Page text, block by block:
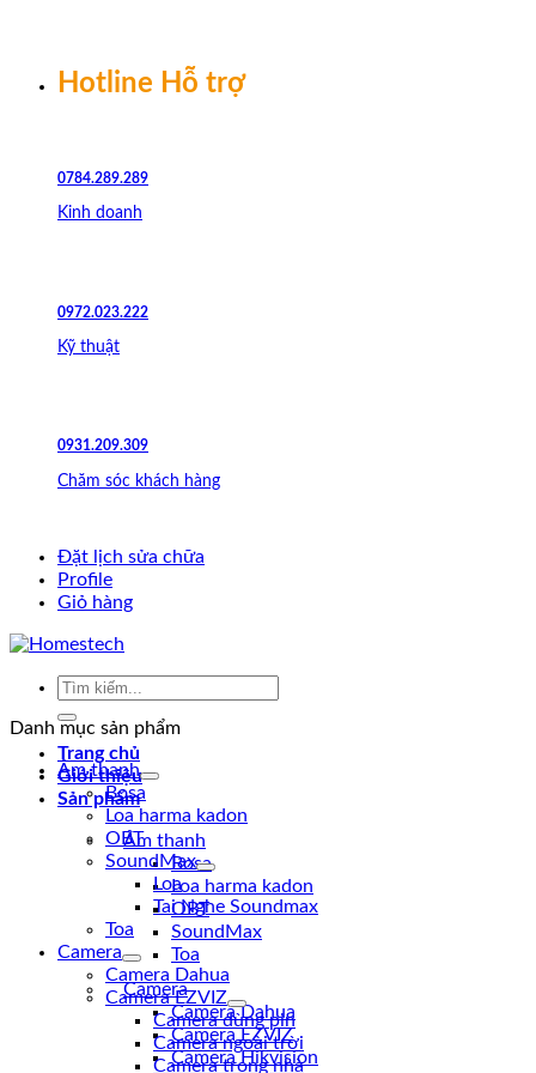
Hotline Hỗ trợ
0784.289.289
Kinh doanh
0972.023.222
Kỹ thuật
0931.209.309
Chăm sóc khách hàng
Đặt lịch sửa chữa
Profile
Giỏ hàng
Tìm
Trang chủ
Giới thiệu
Sản phẩm
Âm thanh
Bosa
Loa harma kadon
OBT
SoundMax
Toa
Camera
Camera Dahua
Camera EZVIZ
Camera Hikvision
Danh mục sản phẩm
Âm thanh
Bosa
Loa harma kadon
OBT
SoundMax
Loa
Tai Nghe Soundmax
Toa
Camera
Camera Dahua
Camera EZVIZ
Camera dùng pin
Camera ngoài trời
Camera trong nhà